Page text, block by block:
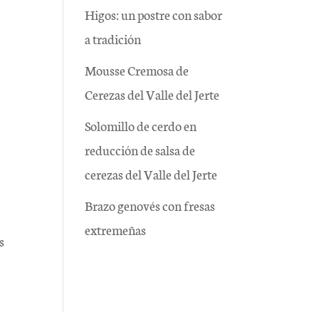
Higos: un postre con sabor
a tradición
Mousse Cremosa de
Cerezas del Valle del Jerte
Solomillo de cerdo en
reducción de salsa de
cerezas del Valle del Jerte
Brazo genovés con fresas
extremeñas